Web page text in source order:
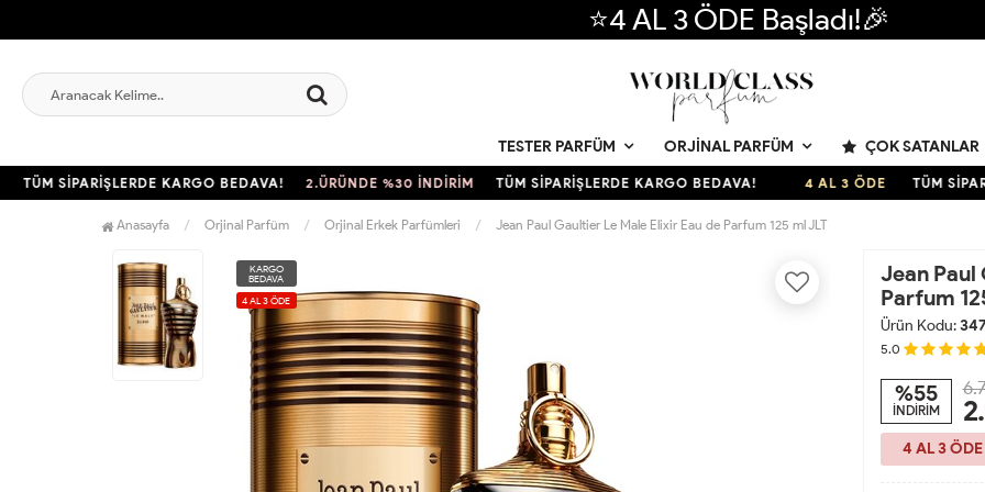
⭐4 AL 3 ÖDE Başladı!🎉
TESTER PARFÜM ORJINAL PARFÜM ÇOK SATANLAR
SİPARİŞLERDE KARGO BEDAVA! 2.ÜRÜNDE %30 İNDİRİM TÜM SİPARİŞLERDE KARGO BEDAVA! 4 AL 3 ÖDE TÜM
Anasayfa Orjinal Parfüm Orjinal Erkek Parfümleri Jean Paul Gaultier Le Male Elixir Eau de Parfum 125 ml JLT
KARGO
BEDAVA
4 AL 3 ÖDE
Jean Paul
Parfum
Ürün Kodu:
5.0
%55
İNDİRİM
4 AL 3 ÖDE